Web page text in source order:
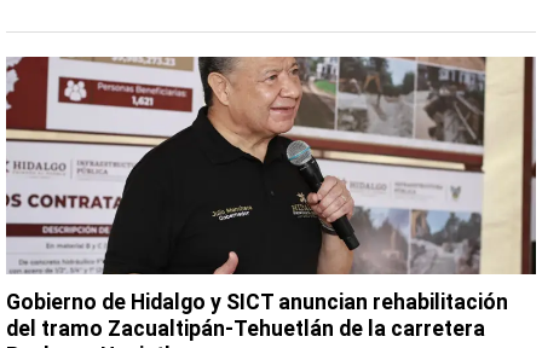
Gobierno de Hidalgo y SICT anuncian rehabilitación
del tramo Zacualtipán-Tehuetlán de la carretera